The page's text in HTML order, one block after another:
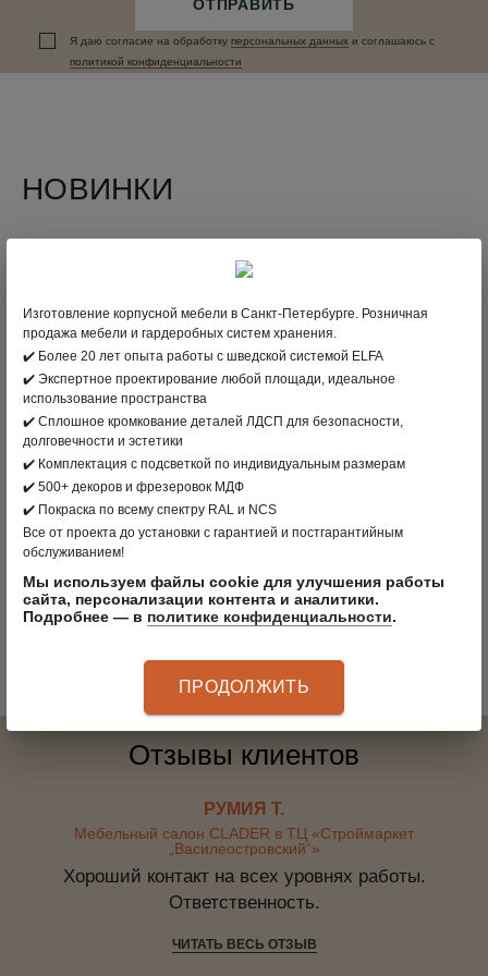
ОТПРАВИТЬ
Я даю согласие на обработку персональных данныx и соглашаюсь c
политикой конфиденциальности
НОВИНКИ
Вместительный гардеробный шкаф с антресолью
Отзывы клиентов
РУМИЯ Т.
Мебельный салон CLADER в ТЦ «Строймаркет
„Василеостровский“»
Хороший контакт на всех уровнях работы.
Ответственность.
ЧИТАТЬ ВЕСЬ ОТЗЫВ
Изготовление корпусной мебели в Санкт-Петербурге. Розничная
продажа мебели и гардеробных систем хранения.
✔️ Более 20 лет опыта работы с шведской системой ELFA
✔️ Экспертное проектирование любой площади, идеальное
использование пространства
✔️ Сплошное кромкование деталей ЛДСП для безопасности,
долговечности и эстетики
✔️ Комплектация с подсветкой по индивидуальным размерам
✔️ 500+ декоров и фрезеровок МДФ
✔️ Покраска по всему спектру RAL и NCS
Все от проекта до установки с гарантией и постгарантийным
обслуживанием!
Мы используем файлы cookie для улучшения работы
сайта, персонализации контента и аналитики.
Подробнее — в политике конфиденциальности.
ПРОДОЛЖИТЬ